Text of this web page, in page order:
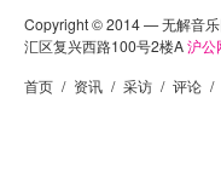
Copyright © 2014 — 无解音乐
汇区复兴西路100号2楼A沪公
首页 / 资讯 / 采访 / 评论 /